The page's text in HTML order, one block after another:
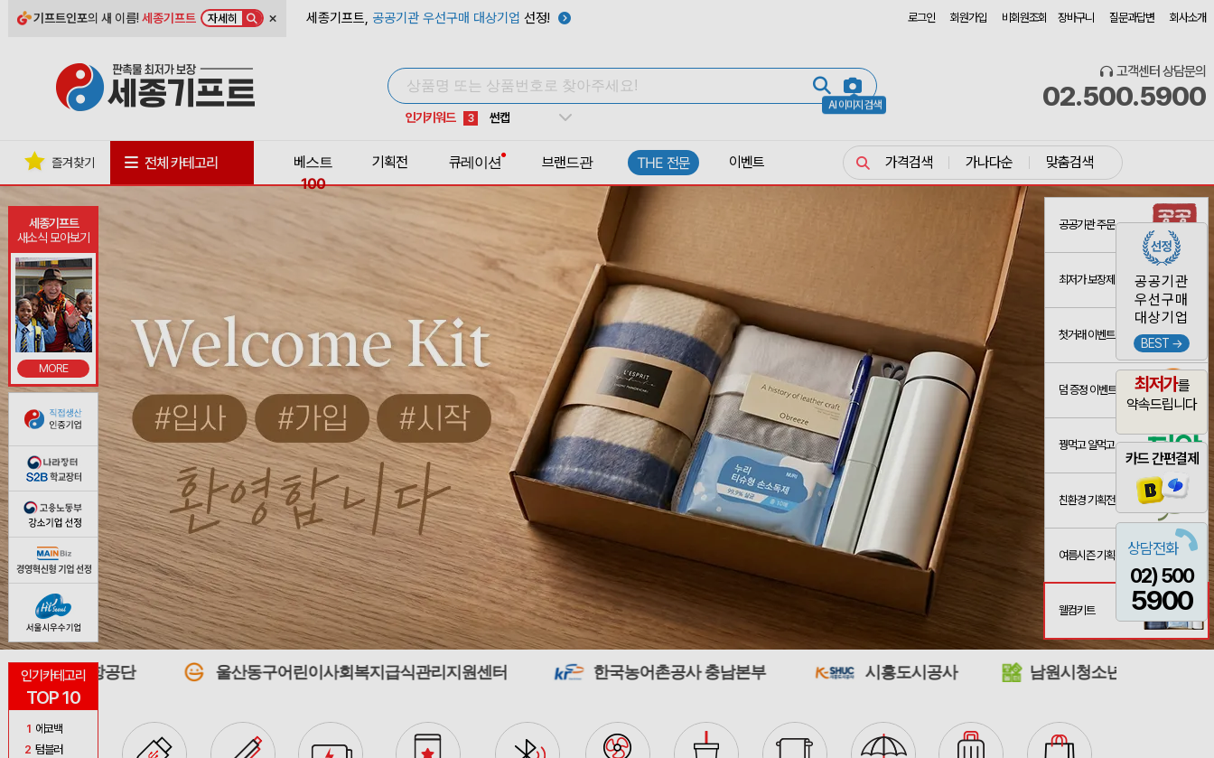
기프트인포의 새 이름!세종기프트 자세히 × 세종기프트, 공공기관 우선구매 대상기업 선정! 로그인 회원가입 비회원조회 장바구니 질문과답변 회사소개
AI 이미지 검색
인기키워드
10 타포린가방
2
3 썬캡
4 보온보냉백
6 우산
쿨토시
10 타포린가방
1 선풍기
고객센터 상담문의
02.500.5900
세종기프트
새소식 모아보기
MORE
인기카테고리
TOP 10
1 에코백
2 텀블러
공공기관
우선구매
대상기업
BEST →
최저가를
약속드립니다
카드 간편결제
상담전화
02) 500
5900
즐겨찾기 전체 카테고리
베스트
100
기획전 큐레이션 브랜드관 THE 전문 이벤트 가격검색 가나다순 맞춤검색
공공기관 주문
최저가 보장제
첫거래 이벤트
덤 증정 이벤트
꿩먹고 알먹고
친환경 기획전
여름시즌 기획전
웰컴키트
단 울산동구어린이사회복지급식관리지원센터 한국농어촌공사 충남본부 시흥도시공사 남원시청소년수련관
375348 71 08-07
375347 김OO 300 접이식 장바구니 포켓가방 3종 1P
375346 담OO [주문제작] 에코백 맞춤 제작 서비스 08-07
375345 노OO 1200 이성원 08-07
375344 노OO 1200 08-07
375371 이OO 1 입체형떡메모_(도자기레인보우) 김현민 08-08
375366 정OO 200 [친환경인증] R-PET 고밀도 리유저블백 (검정내피/170g)(S~XL) 김보경 산출완료 08-07